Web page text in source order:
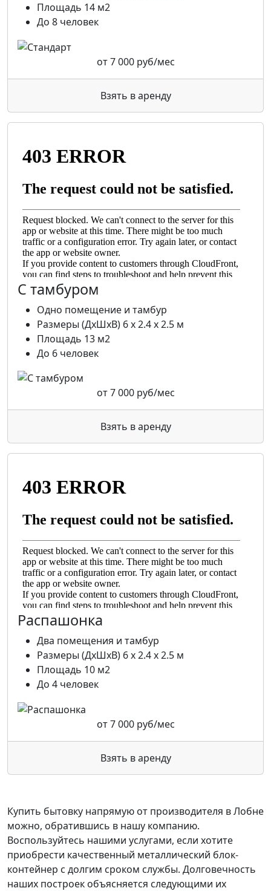
Площадь 14 м2
До 8 человек
от7 000 руб/мес
Взять в аренду
С тамбуром
Одно помещение и тамбур
Размеры (ДхШхВ) 6 х 2.4 х 2.5 м
Площадь 13 м2
До 6 человек
от7 000руб/мес
Взять в аренду
Распашонка
Два помещения и тамбур
Размеры (ДхШхВ) 6 х 2.4 х 2.5 м
Площадь 10 м2
До 4 человек
от7 000руб/мес
Взять в аренду
Купить бытовку напрямую от производителя в Лобне
можно, обратившись в нашу компанию.
Воспользуйтесь нашими услугами, если хотите
приобрести качественный металлический блок-
контейнер с долгим сроком службы. Долговечность
наших построек объясняется следующими их